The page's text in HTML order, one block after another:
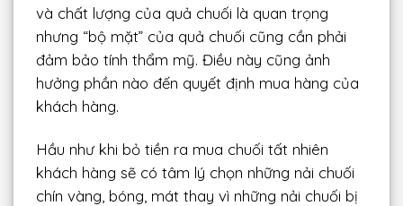
và chất lượng của quả chuối là quan trọng
nhưng “bộ mặt” của quả chuối cũng cần phải
đảm bảo tính thẩm mỹ. Điều này cũng ảnh
hưởng phần nào đến quyết định mua hàng của
khách hàng.
Hầu như khi bỏ tiền ra mua chuối tất nhiên
khách hàng sẽ có tâm lý chọn những nải chuối
chín vàng, bóng, mát thay vì những nải chuối bị